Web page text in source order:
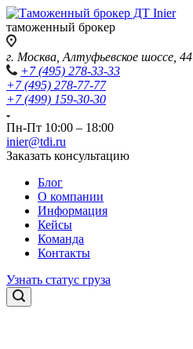
таможенный брокер
г. Москва, Алтуфьевское шоссе, 44
+7 (495) 278-33-33
+7 (495) 278-77-77
+7 (499) 159-30-30
Пн-Пт 10:00 – 18:00
inier@tdi.ru
Заказать консультацию
Блог
О компании
Информация
Кейсы
Команда
Контакты
Узнать статус груза